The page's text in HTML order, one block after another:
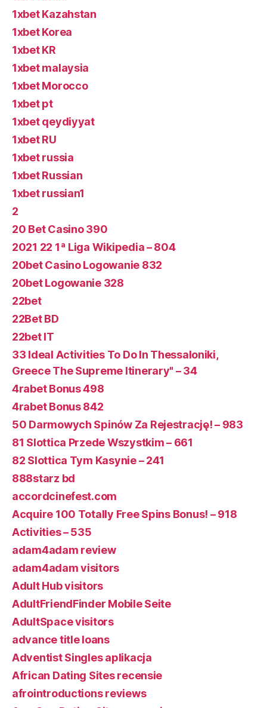
1xbet Kazahstan
1xbet Korea
1xbet KR
1xbet malaysia
1xbet Morocco
1xbet pt
1xbet qeydiyyat
1xbet RU
1xbet russia
1xbet Russian
1xbet russian1
2
20 Bet Casino 390
2021 22 1ª Liga Wikipedia – 804
20bet Casino Logowanie 832
20bet Logowanie 328
22bet
22Bet BD
22bet IT
33 Ideal Activities To Do In Thessaloniki,
Greece The Supreme Itinerary" – 34
4rabet Bonus 498
4rabet Bonus 842
50 Darmowych Spinów Za Rejestrację! – 983
81 Slottica Przede Wszystkim – 661
82 Slottica Tym Kasynie – 241
888starz bd
accordcinefest.com
Acquire 100 Totally Free Spins Bonus! – 918
Activities – 535
adam4adam review
adam4adam visitors
Adult Hub visitors
AdultFriendFinder Mobile Seite
AdultSpace visitors
advance title loans
Adventist Singles aplikacja
African Dating Sites recensie
afrointroductions reviews